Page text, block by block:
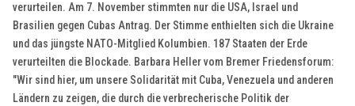
verurteilen. Am 7. November stimmten nur die USA, Israel und
Brasilien gegen Cubas Antrag. Der Stimme enthielten sich die Ukraine
und das jüngste NATO-Mitglied Kolumbien. 187 Staaten der Erde
verurteilten die Blockade. Barbara Heller vom Bremer Friedensforum:
"Wir sind hier, um unsere Solidarität mit Cuba, Venezuela und anderen
Ländern zu zeigen, die durch die verbrecherische Politik der